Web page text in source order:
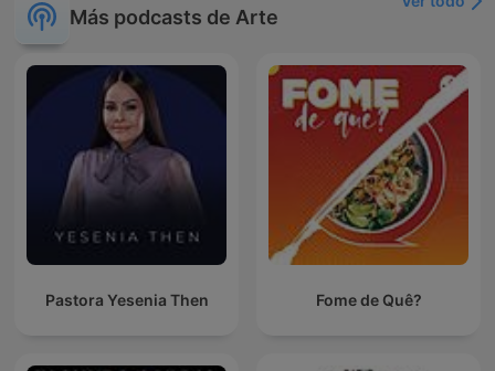
Más podcasts de Arte
Pastora Yesenia Then Fome de Quê?